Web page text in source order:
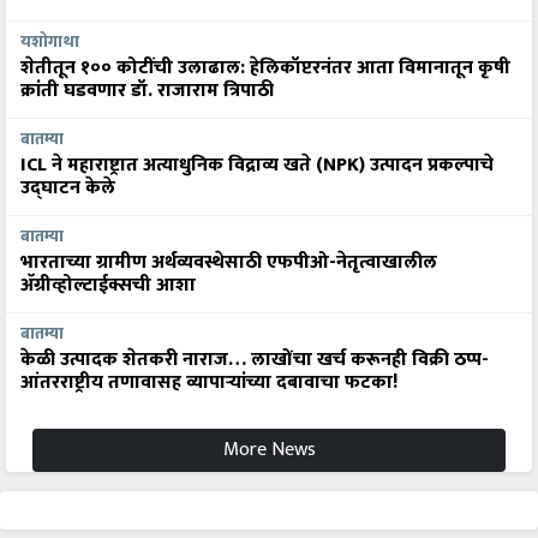
यशोगाथा
शेतीतून १०० कोटींची उलाढाल: हेलिकॉप्टरनंतर आता विमानातून कृषी
क्रांती घडवणार डॉ. राजाराम त्रिपाठी
बातम्या
ICL ने महाराष्ट्रात अत्याधुनिक विद्राव्य खते (NPK) उत्पादन प्रकल्पाचे
उद्घाटन केले
बातम्या
भारताच्या ग्रामीण अर्थव्यवस्थेसाठी एफपीओ-नेतृत्वाखालील
अ‍ॅग्रीव्होल्टाईक्सची आशा
बातम्या
केळी उत्पादक शेतकरी नाराज… लाखोंचा खर्च करूनही विक्री ठप्प-
आंतरराष्ट्रीय तणावासह व्यापाऱ्यांच्या दबावाचा फटका!
More News